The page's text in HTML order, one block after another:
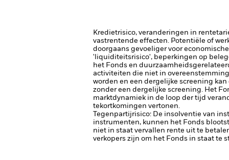
Kredietrisico, veranderingen in
vastrentende effecten. Potentiële of
doorgaans gevoeliger voor
'liquiditeitsrisico', beperkingen op
het Fonds en
activiteiten die niet in
worden en een dergelijke screening
zonder een dergelijke screening. Het
marktdynamiek in de loop der tijd
tekortkomingen vertonen.
Tegenpartijrisico: De insolventie van
instrumenten, kunnen het Fonds
niet in staat vervallen rente uit te
verkopers zijn om het Fonds in staat te